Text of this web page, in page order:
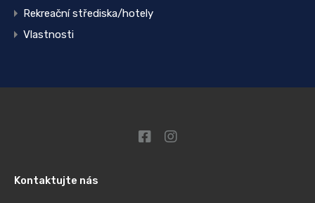
Rekreační střediska/hotely
Vlastnosti
Kontaktujte nás